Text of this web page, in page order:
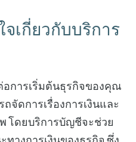
เกี่ยวกับบริการ
การเริ่มต้นธุรกิจของคุณ
จัดการเรื่องการเงินและ
โดยบริการบัญชีจะช่วย